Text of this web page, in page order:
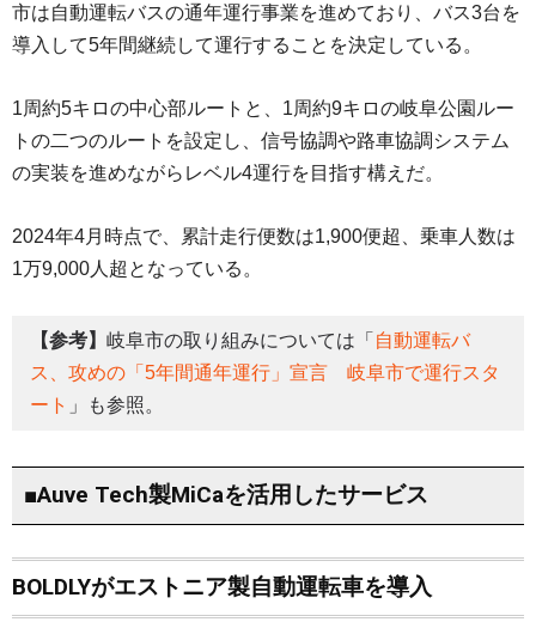
市は自動運転バスの通年運行事業を進めており、バス3台を
導入して5年間継続して運行することを決定している。
1周約5キロの中心部ルートと、1周約9キロの岐阜公園ルー
トの二つのルートを設定し、信号協調や路車協調システム
の実装を進めながらレベル4運行を目指す構えだ。
2024年4月時点で、累計走行便数は1,900便超、乗車人数は
1万9,000人超となっている。
【参考】 岐阜市の取り組みについては「 自動運転バ
ス、攻めの「5年間通年運行」宣言 岐阜市で運行スタ
ート 」も参照。
■Auve Tech製MiCaを活用したサービス
BOLDLYがエストニア製自動運転車を導入